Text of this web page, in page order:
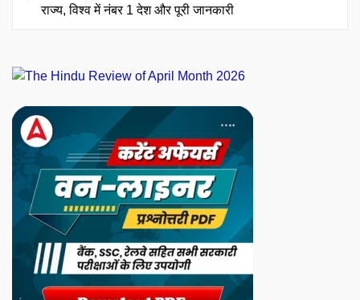
राज्य, विश्व में नंबर 1 देश और पूरी जानकारी